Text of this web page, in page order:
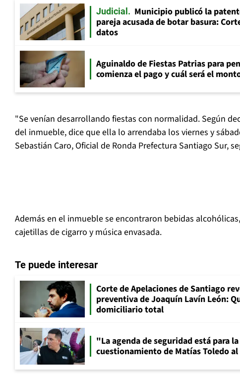
Judicial
Municipio publicó la
pareja acusada de botar basura:
datos
Aguinaldo de Fiestas Patrias para
comienza el pago y cuál será el
"Se venían desarrollando fiestas con normalidad. Según
del inmueble, dice que ella lo arrendaba los viernes y
Sebastián Caro, Oficial de Ronda Prefectura Santiago Sur,
Además en el inmueble se encontraron bebidas
cajetillas de cigarro y música envasada.
Te puede interesar
Corte de Apelaciones de Santiago
preventiva de Joaquín Lavín León:
domiciliario total
"La agenda de seguridad está para
cuestionamiento de Matías Toledo